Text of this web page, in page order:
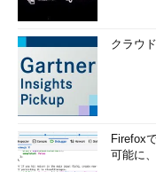
クラウ
Firefox
可能に